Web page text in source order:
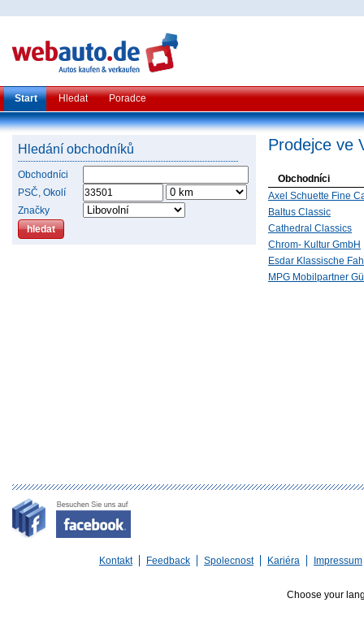
Start Hledat Poradce
Hledání obchodníků
Obchodníci
PSČ, Okolí
Značky
Prodejce ve
Obchodníci
Axel Schuette Fine
Baltus Classic
Cathedral Classics
Chrom- Kultur GmbH
Esdar Klassische
MPG Mobilpartner
Kontakt Feedback Spolecnost Kariéra Impressum
Choose your